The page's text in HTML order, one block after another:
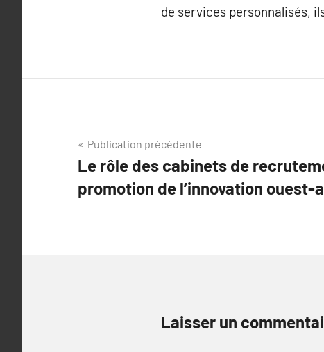
de services personnalisés,
Navigation
de
l’article
Publication précédente
Le rôle des cabinets de
promotion de l’innovation ouest-
Laisser un